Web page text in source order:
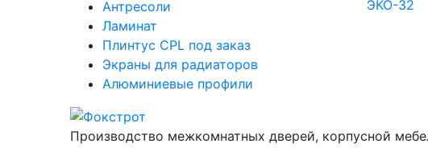
Антресоли
Ламинат
Плинтус CPL под заказ
Экраны для радиаторов
Алюминиевые профили
ЭКО-32
Производство межкомнатных дверей, корпусной